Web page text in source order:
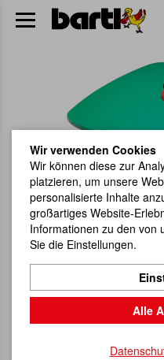
Wir verwenden Cookies
Wir können diese zur
platzieren, um unsere
personalisierte Inhalte
großartiges Website-
Informationen zu den von
Sie die Einstellungen.
Alle